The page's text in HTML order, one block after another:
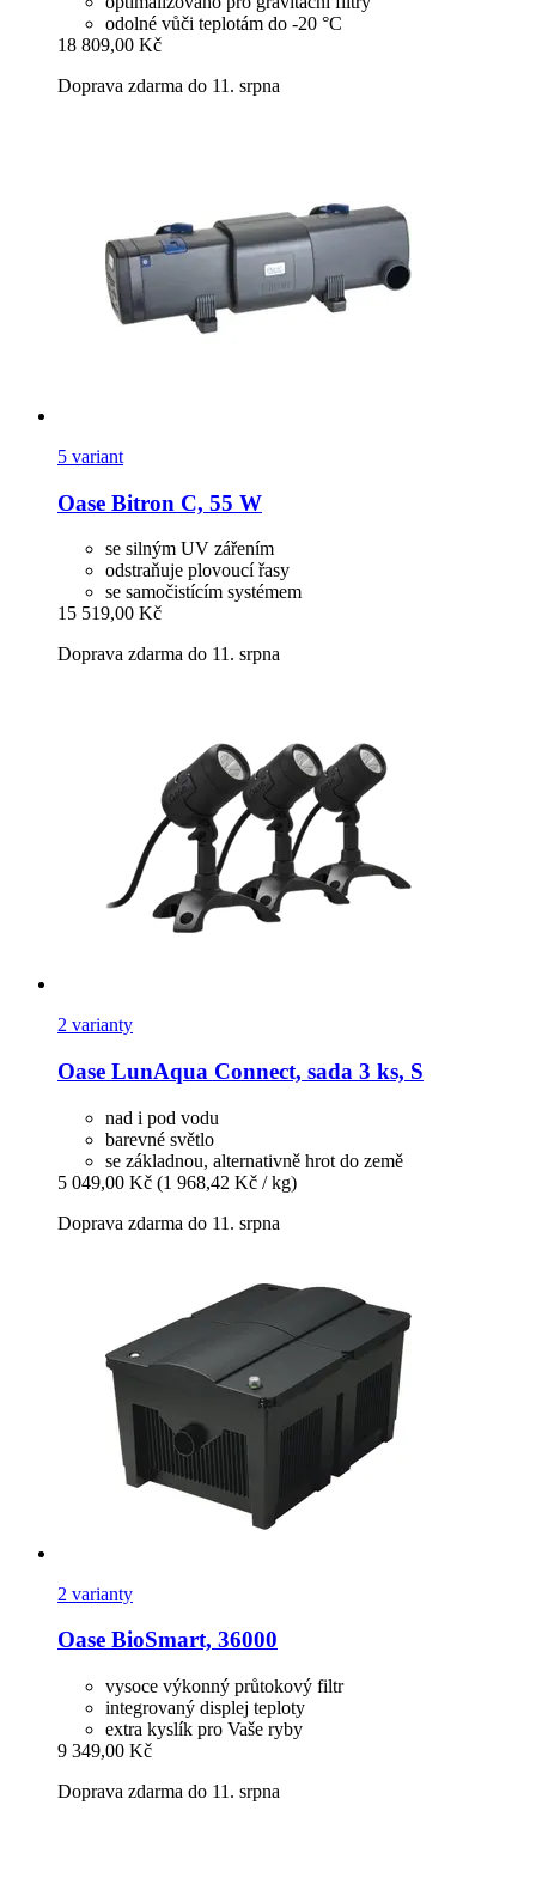
odolné vůči teplotám do -20 °C
18 809,00 Kč
Doprava zdarma do 11. srpna
5 variant
Oase Bitron C, 55 W
se silným UV zářením
odstraňuje plovoucí řasy
se samočistícím systémem
15 519,00 Kč
Doprava zdarma do 11. srpna
2 varianty
Oase LunAqua Connect, sada 3 ks, S
nad i pod vodu
barevné světlo
se základnou, alternativně hrot do země
5 049,00 Kč (1 968,42 Kč / kg)
Doprava zdarma do 11. srpna
2 varianty
Oase BioSmart, 36000
vysoce výkonný průtokový filtr
integrovaný displej teploty
extra kyslík pro Vaše ryby
9 349,00 Kč
Doprava zdarma do 11. srpna